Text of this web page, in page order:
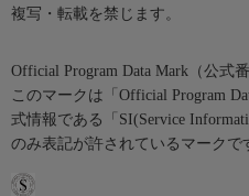
複写・転載を禁じます。
Official Program Data Mark（公式
このマークは「Official Program
式情報である「SI(Service
のみ表記が許されているマークで